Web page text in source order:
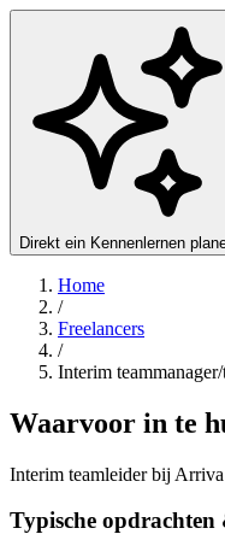
Direkt ein Kennenlernen
Home
/
Freelancers
/
Interim
Waarvoor in te
Interim teamleider bij
Typische